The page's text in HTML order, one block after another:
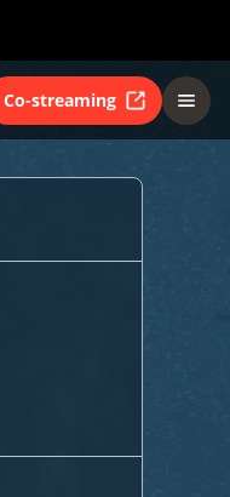
Co-streaming